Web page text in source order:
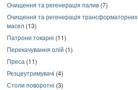
Очищення та регенерація палив (7)
Очищення та регенерація трансформаторних
масел (13)
Патрони токарні (11)
Перекачування олій (1)
Преса (11)
Резцеутримувачі (4)
Столи поворотні (3)